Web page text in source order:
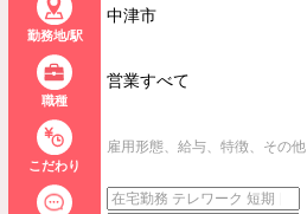
勤務地/駅
中津市
職種
営業すべて
こだわり
雇用形態、給与、特徴、その他